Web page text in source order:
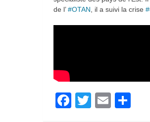
de l’#OTAN , il a suivi la crise
Facebook
TwitterEmail